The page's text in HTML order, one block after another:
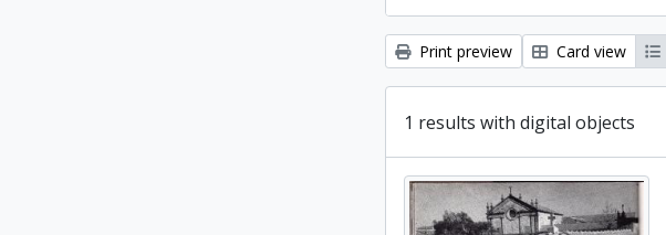
Print preview Card view
1 results with digital objects